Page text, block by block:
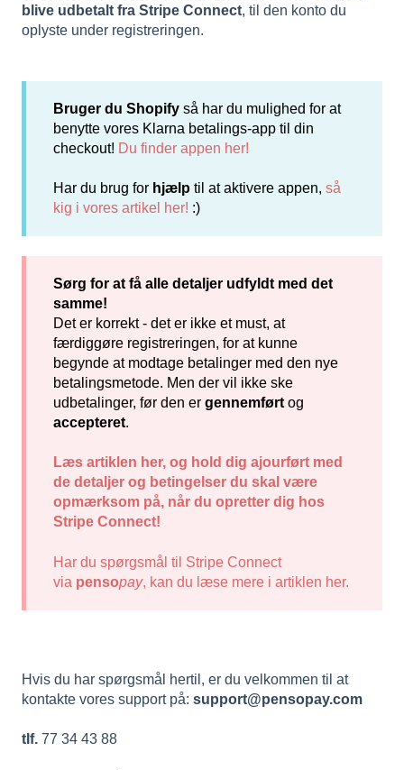
blive udbetalt fra Stripe Connect, til den konto du
oplyste under registreringen.
Bruger du Shopify så har du mulighed for at
benytte vores Klarna betalings-app til din
checkout! Du finder appen her!
Har du brug for hjælp til at aktivere appen, så
kig i vores artikel her! :)
Sørg for at få alle detaljer udfyldt med det
samme!
Det er korrekt - det er ikke et must, at
færdiggøre registreringen, for at kunne
begynde at modtage betalinger med den nye
betalingsmetode. Men der vil ikke ske
udbetalinger, før den er gennemført og
accepteret.
Læs artiklen her, og hold dig ajourført med
de detaljer og betingelser du skal være
opmærksom på, når du opretter dig hos
Stripe Connect!
Har du spørgsmål til Stripe Connect
via pensopay, kan du læse mere i artiklen her.
Hvis du har spørgsmål hertil, er du velkommen til at
kontakte vores support på: support@pensopay.com
tlf. 77 34 43 88